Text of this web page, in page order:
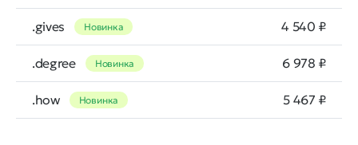
.gives Новинка 4 540 ₽
.degree Новинка 6 978 ₽
.how Новинка 5 467 ₽